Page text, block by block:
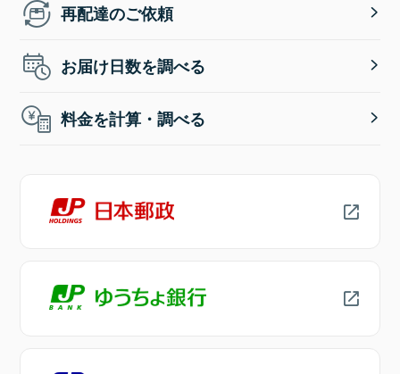
再配達のご依頼
お届け日数を調べる
料金を計算・調べる